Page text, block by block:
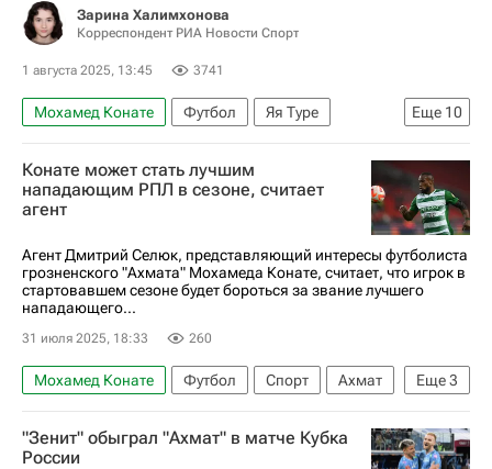
Зарина Халимхонова
Корреспондент РИА Новости Спорт
1 августа 2025, 13:45 3741
Еще 10
Мохамед Конате Футбол
Яя Туре
Федор Смолов
Патрик Виейра
Барселона
Торпедо (Москва)
Динамо Москва
Лига чемпионов УЕФА 2026-2027
Андрей Аршавин
РПЛ 2026-2027 (Чемпионат России по футболу)
Юрий Желудков
Конате может стать лучшим
нападающим РПЛ в сезоне, считает
агент
Агент Дмитрий Селюк, представляющий интересы футболиста
грозненского "Ахмата" Мохамеда Конате, считает, что игрок в
стартовавшем сезоне будет бороться за звание лучшего
нападающего...
31 июля 2025, 18:33 260
Еще3
Мохамед Конате Футбол Спорт
Ахмат
Зенит
Дмитрий Селюк
РПЛ 2026-2027 (Чемпионат России по футболу)
"Зенит" обыграл "Ахмат" в матче Кубка
России